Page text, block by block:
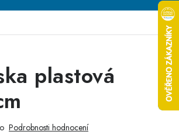
plastová
Podrobnosti hodnocení